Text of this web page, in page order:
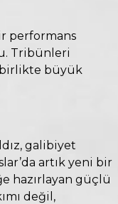
performans
Tribünleri
birlikte büyük
galibiyet
artık yeni bir
hazırlayan güçlü
değil,